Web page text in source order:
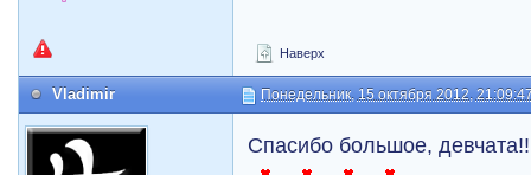
Наверх
Vladimir Понедельник, 15 октября 2012,
Спасибо большое,